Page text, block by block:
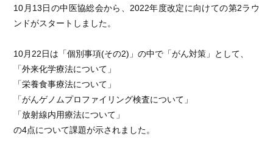
10月13日の中医協総会から、2022年度改定に向けての第2ラウ
ンドがスタートしました。
10月22日は「個別事項(その2)」の中で「がん対策」として、
「外来化学療法について」
「栄養食事療法について」
「がんゲノムプロファイリング検査について」
「放射線内用療法について」
の4点について課題が示されました。